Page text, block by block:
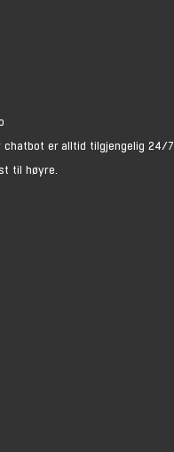
chatbot er alltid tilgjengelig 24/7.
til høyre.